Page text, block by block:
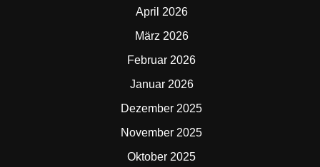
April 2026
März 2026
Februar 2026
Januar 2026
Dezember 2025
November 2025
Oktober 2025